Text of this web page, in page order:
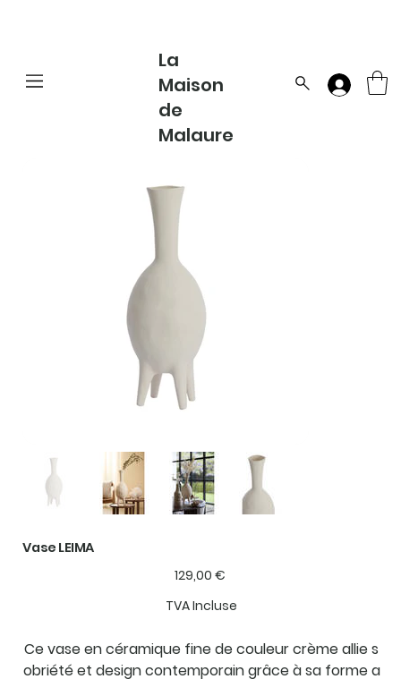
La
Maison
de
Malaure
Vase LEIMA
Prix
129,00 €
TVA Incluse
Ce vase en céramique fine de couleur crème allie s
obriété et design contemporain grâce à sa forme a